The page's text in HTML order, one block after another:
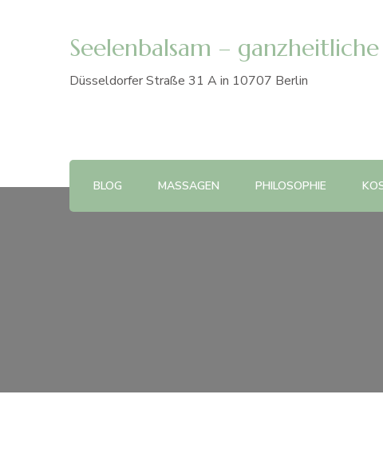
Seelenbalsam –
Düsseldorfer Straße 31 A in 10707 Berlin
BLOG MASSAGEN PHILOSOPHIE